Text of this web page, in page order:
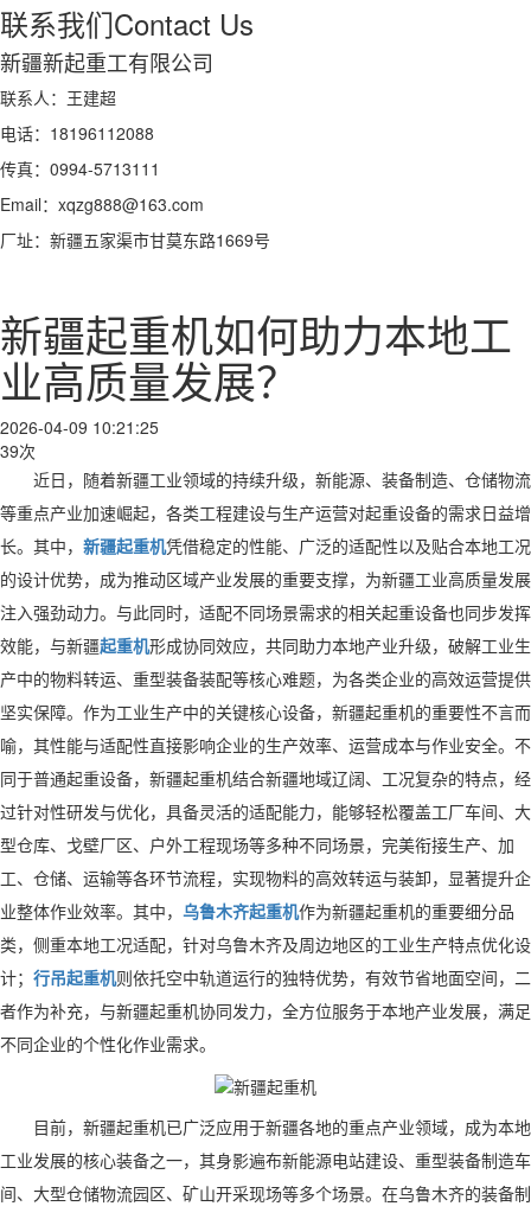
联系我们Contact Us
新疆新起重工有限公司
联系人：王建超
电话：18196112088
传真：0994-5713111
Email：xqzg888@163.com
厂址：新疆五家渠市甘莫东路1669号
新疆起重机如何助力本地工
业高质量发展？
2026-04-09 10:21:25
39次
近日，随着新疆工业领域的持续升级，新能源、装备制造、仓储物流
等重点产业加速崛起，各类工程建设与生产运营对起重设备的需求日益增
长。其中， 新疆起重机凭借稳定的性能、广泛的适配性以及贴合本地工况
的设计优势，成为推动区域产业发展的重要支撑，为新疆工业高质量发展
注入强劲动力。与此同时，适配不同场景需求的相关起重设备也同步发挥
效能，与新疆起重机形成协同效应，共同助力本地产业升级，破解工业生
产中的物料转运、重型装备装配等核心难题，为各类企业的高效运营提供
坚实保障。作为工业生产中的关键核心设备，新疆起重机的重要性不言而
喻，其性能与适配性直接影响企业的生产效率、运营成本与作业安全。不
同于普通起重设备，新疆起重机结合新疆地域辽阔、工况复杂的特点，经
过针对性研发与优化，具备灵活的适配能力，能够轻松覆盖工厂车间、大
型仓库、戈壁厂区、户外工程现场等多种不同场景，完美衔接生产、加
工、仓储、运输等各环节流程，实现物料的高效转运与装卸，显著提升企
业整体作业效率。其中， 乌鲁木齐起重机作为新疆起重机的重要细分品
类，侧重本地工况适配，针对乌鲁木齐及周边地区的工业生产特点优化设
计； 行吊起重机则依托空中轨道运行的独特优势，有效节省地面空间，二
者作为补充，与新疆起重机协同发力，全方位服务于本地产业发展，满足
不同企业的个性化作业需求。
目前，新疆起重机已广泛应用于新疆各地的重点产业领域，成为本地
工业发展的核心装备之一，其身影遍布新能源电站建设、重型装备制造车
间、大型仓储物流园区、矿山开采现场等多个场景。在乌鲁木齐的装备制